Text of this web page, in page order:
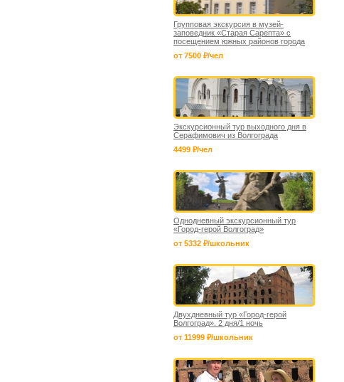
Групповая экскурсия в музей-
заповедник «Старая Сарепта» с
посещением южных районов города
от 7500 ₽/чел
Экскурсионный тур выходного дня в
Серафимович из Волгограда
4499 ₽/чел
Однодневный экскурсионный тур
«Город-герой Волгоград»
от 5332 ₽/школьник
Двухдневный тур «Город-герой
Волгоград». 2 дня/1 ночь
от 11999 ₽/школьник